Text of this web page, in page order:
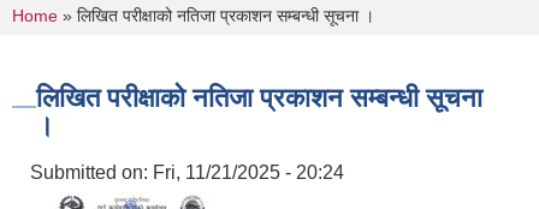
You are here
Home » लिखित परीक्षाको नतिजा प्रकाशन सम्बन्धी सूचना ।
लिखित परीक्षाको नतिजा प्रकाशन सम्बन्धी सूचना
।
Submitted on: Fri, 11/21/2025 - 20:24